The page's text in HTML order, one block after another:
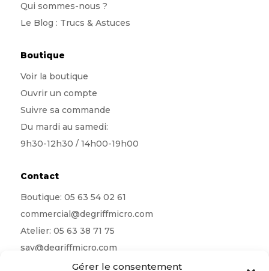
Gérer le consentement
Qui sommes-nous ?
Le Blog : Trucs & Astuces
Boutique
Voir la boutique
Ouvrir un compte
Suivre sa commande
Du mardi au samedi:
9h30-12h30 / 14h00-19h00
Contact
Boutique: 05 63 54 02 61
commercial@degriffmicro.com
Atelier: 05 63 38 71 75
sav@degriffmicro.com
albi@degriffmicro.com